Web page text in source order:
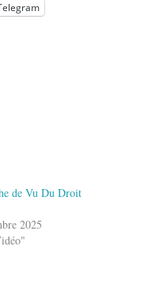
de Vu Du Droit
2025